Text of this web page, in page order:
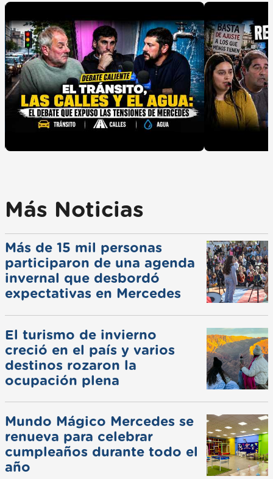
Más Noticias
Más de 15 mil personas
participaron de una agenda
invernal que desbordó
expectativas en Mercedes
El turismo de invierno
creció en el país y varios
destinos rozaron la
ocupación plena
Mundo Mágico Mercedes se
renueva para celebrar
cumpleaños durante todo el
año